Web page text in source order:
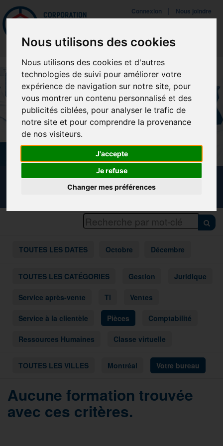
Nous utilisons des cookies
Nous utilisons des cookies et d'autres
technologies de suivi pour améliorer votre
expérience de navigation sur notre site, pour
vous montrer un contenu personnalisé et des
publicités ciblées, pour analyser le trafic de
notre site et pour comprendre la provenance
de nos visiteurs.
J'accepte
Je refuse
Changer mes préférences
Mettreà jour vos préférences de témoins
Connexion Nous joindre
CALENDRIER DES FORMATIONS
TOUTES LES DATES Octobre Décembre
TOUTES LES CATÉGORIES Gestion Juridique
Service après-vente TI Ventes
Service à la clientèle Pièces Comptabilité
Ressources Humaines Classe virtuelle
TOUTES LES VILLES Montréal Votre bureau
Aucune formation trouvée
avec ces critères.